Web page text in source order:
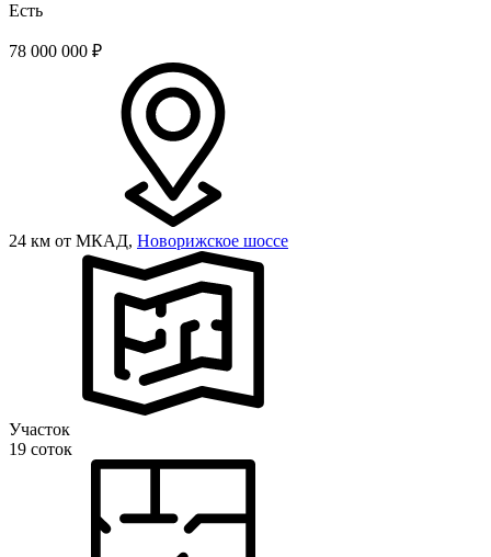
Есть
78 000 000 ₽
24 км от МКАД, Новорижское шоссе
Участок
19 соток